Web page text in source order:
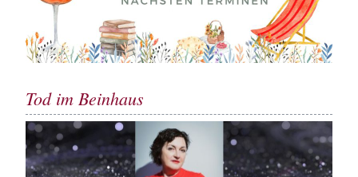
Tod im Beinhaus